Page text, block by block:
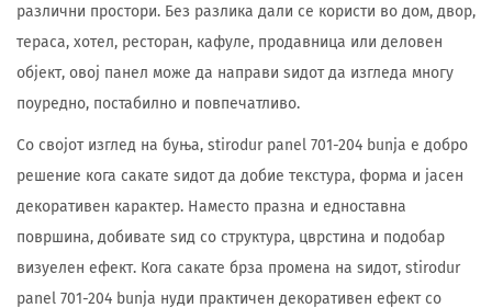
различни простори. Без разлика дали се користи во дом, двор,
тераса, хотел, ресторан, кафуле, продавница или деловен
објект, овој панел може да направи ѕидот да изгледа многу
поуредно, постабилно и повпечатливо.
Со својот изглед на буња, stirodur panel 701-204 bunja е добро
решение кога сакате ѕидот да добие текстура, форма и јасен
декоративен карактер. Наместо празна и едноставна
површина, добивате ѕид со структура, цврстина и подобар
визуелен ефект. Кога сакате брза промена на ѕидот, stirodur
panel 701-204 bunja нуди практичен декоративен ефект со